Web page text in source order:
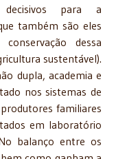
decisivos para a
também são eles
dessa
sustentável).
dupla, academia e
nos sistemas de
familiares
em laboratório
balanço entre os